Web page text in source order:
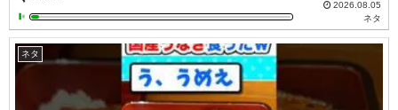
2026.08.05
ネタ
ネタ